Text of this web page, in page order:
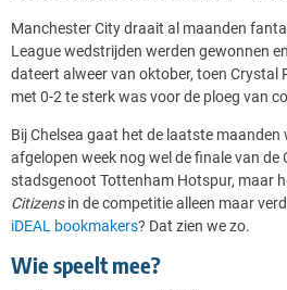
Manchester City draait al maanden
League wedstrijden werden gewonnen
dateert alweer van oktober, toen Crystal
met 0-2 te sterk was voor de ploeg van
Bij Chelsea gaat het de laatste maanden
afgelopen week nog wel de finale van de
stadsgenoot Tottenham Hotspur, maar
Citizensin de competitie alleen maar
iDEAL bookmakers? Dat zien we zo.
Wie speelt mee?